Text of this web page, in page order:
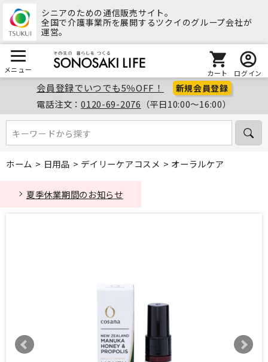
シニアのための通信販売サイト。
全国で介護事業所を展開するツクイのグループ会社が
運営。
メニュー カート ログイン
会員登録でいつでも5％OFF！ 新規会員登録
電話注文：0120-69-2076 （平日10:00～16:00）
キーワードから探す
キーワードから探す
ホーム > 日用品 > デイリーケアコスメ > オーラルケア
夏季休業期間のお知らせ